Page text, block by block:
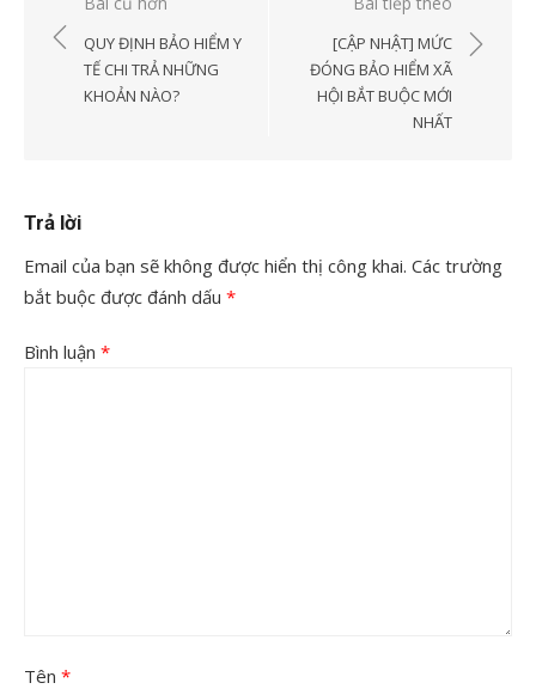
hướng
viết
QUY ĐỊNH BẢO HIỂM Y
TẾ CHI TRẢ NHỮNG
KHOẢN NÀO?
[CẬP NHẬT] MỨC
ĐÓNG BẢO HIỂM XÃ
HỘI BẮT BUỘC MỚI
NHẤT
Trả lời
Email của bạn sẽ không được hiển thị công khai. Các trường
bắt buộc được đánh dấu *
Bình luận *
Tên *